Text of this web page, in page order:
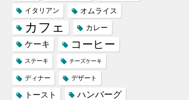
イタリアン オムライス
カフェ カレー
ケーキ コーヒー
ステーキ チーズケーキ
ディナー デザート
トースト ハンバーグ